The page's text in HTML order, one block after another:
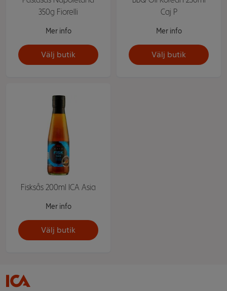
350g Fiorelli
Mer info
Välj butik
Caj P
Mer info
Välj butik
Fisksås 200ml ICA Asia
Mer info
Välj butik